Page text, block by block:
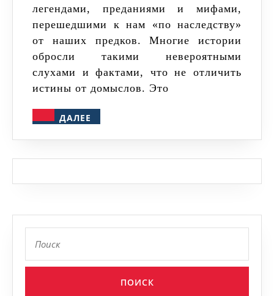
легендами, преданиями и мифами,
перешедшими к нам «по наследству»
от наших предков. Многие истории
обросли такими невероятными
слухами и фактами, что не отличить
истины от домыслов. Это
ДАЛЕЕ